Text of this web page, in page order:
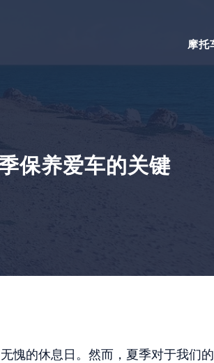
摩托
保养爱车的关键
愧的休息日。然而，夏季对于我们